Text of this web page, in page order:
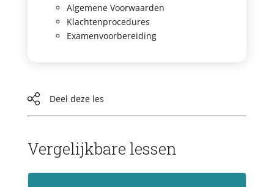
Algemene Voorwaarden
Klachtenprocedures
Examenvoorbereiding
Deel deze les
Vergelijkbare lessen